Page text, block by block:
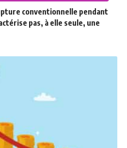
conventionnelle pendant
pas, à elle seule, une